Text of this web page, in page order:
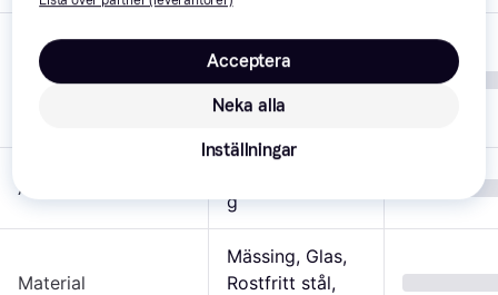
Färg
Grön, Silver,
Röd, Beige,
Svart, Grå,
Användningsområde
g
Material
Mässing, Glas,
Rostfritt stål,
Neka alla
Acceptera
Inställningar